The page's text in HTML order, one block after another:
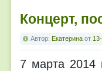
Концерт,
Автор: Екатерина от
7 марта 2014